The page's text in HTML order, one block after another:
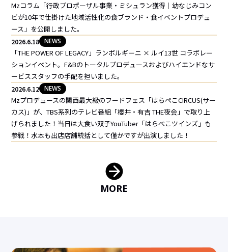
Mzコラム「行政プロポーザル事業・ミシュラン獲得｜幼なじみコン
ビが10年で仕掛けた地域活性化の食ブランド・食イベントプロデュ
ース」を公開しました。
2026.6.18 NEWS
「THE POWER OF LEGACY」ランボルギーニ × ルイ13世 コラボレー
ションイベント。F&Bのトータルプロデュースおよびハイエンドなサ
ービススタッフの手配を担いました。
2026.6.12 NEWS
Mzプロデュースの関西最大級のフードフェス「はらぺこCIRCUS(サー
カス)」が、TBS系列のテレビ番組「櫻井・有吉 THE夜会」で取り上
げられました！当日は大食い双子YouTuber「はらぺこツインズ」も
参戦！水本も出店店舗統括として僅かですが出演しました！
MORE